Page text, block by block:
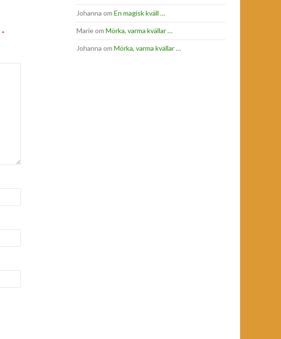
*
Johanna om En magisk kväll …
Marieom Mörka, varma kvällar …
Johanna om Mörka, varma kvällar …